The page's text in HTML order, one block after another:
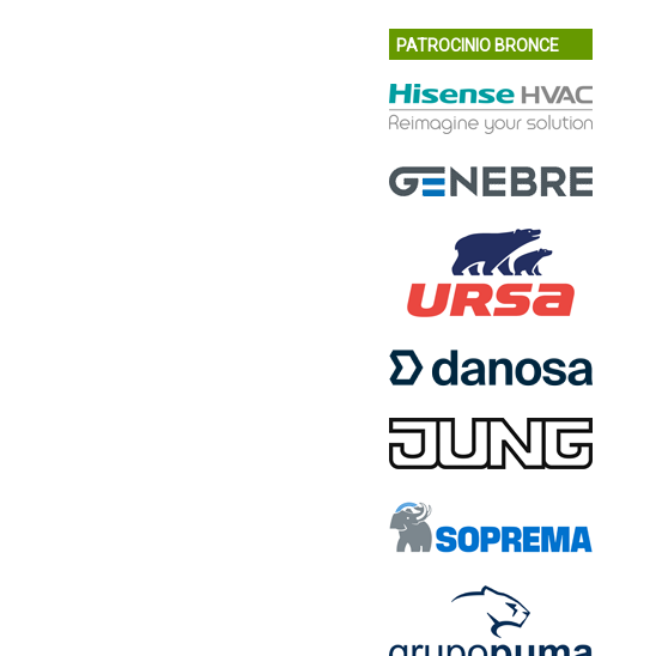
PATROCINIO BRONCE